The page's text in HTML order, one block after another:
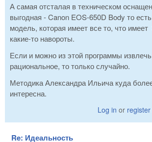
А самая отсталая в техническом
выгодная - Canon EOS-650D Body то
модель, которая имеет все то, что
какие-то навороты.
Если и можно из этой программы
рациональное, то только случайно.
Методика Александра Ильича куда
интересна.
Log in or register
Re: Идеальность